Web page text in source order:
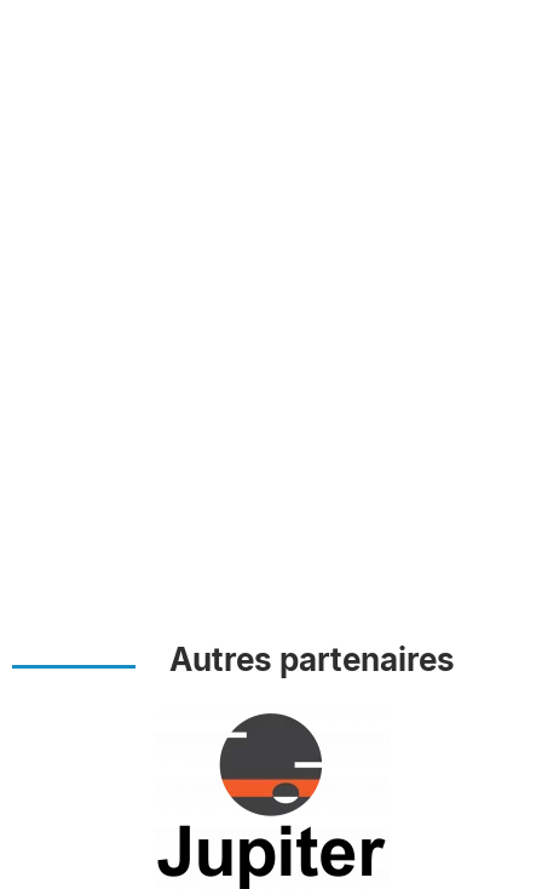
Autres partenaires